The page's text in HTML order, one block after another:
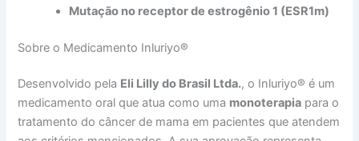
Mutação no receptor de estrogênio 1 (ESR1m)
Sobre o Medicamento Inluriyo®
Desenvolvido pela Eli Lilly do Brasil Ltda., o Inluriyo® é um
medicamento oral que atua como uma monoterapia para o
tratamento do câncer de mama em pacientes que atendem